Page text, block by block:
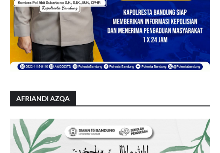
AFRIANDI AZQA